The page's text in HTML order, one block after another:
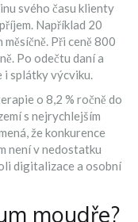
svého času klienty
Například 20
Při ceně 800
Po odečtu daní a
splátky výcviku.
o 8,2 % ročně do
s nejrychlejším
že konkurence
není v nedostatku
digitalizace a osobní
moudře?